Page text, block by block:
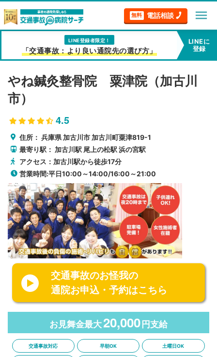
無料 電話相談 menu
LINE登録者限定！
「交通事故：より良い通院先の選び方」
LINEに
登録
やね鍼灸整骨院 粟津院（加古川
市）
4.5
住所：兵庫県 加古川市 加古川町粟津819-1
最寄り駅： 加古川駅 尾上の松駅 浜の宮駅
アクセス：加古川駅から徒歩17分
営業時間:平日10:00～14:00/16:00～21:00
交通事故のお怪我の
通院お申込・予約はこちら
お見舞金最大20,000 円支給
交通事故対応 早朝OK 土曜日OK